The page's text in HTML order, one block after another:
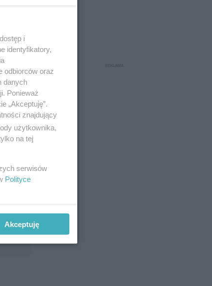
i
identyfikatory,
odbiorców oraz
danych
Ponieważ
„Akceptuję”.
znajdujący
użytkownika,
na tej
serwisów
Polityce
Akceptuję